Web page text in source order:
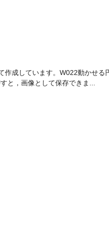
作成しています。W022動かせる
と，画像として保存できま...